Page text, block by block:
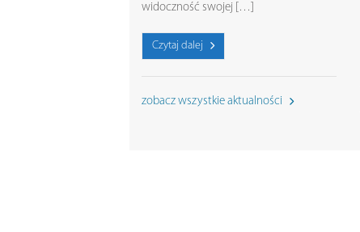
widoczność swojej […]
Czytaj dalej
zobacz wszystkie aktualności